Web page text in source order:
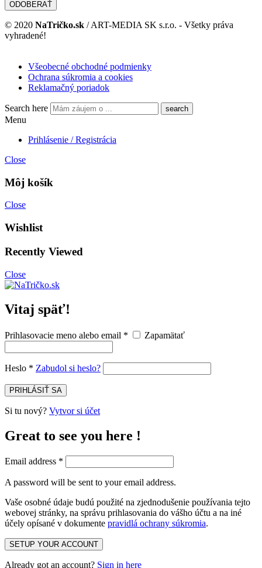
© 2020 NaTričko.sk / ART-MEDIA SK s.r.o. - Všetky práva
vyhradené!
Všeobecné obchodné podmienky
Ochrana súkromia a cookies
Reklamačný poriadok
Search here
Menu
Prihlásenie / Registrácia
Close
Môj košík
Close
Wishlist
Recently Viewed
Close
Vitaj späť!
Prihlasovacie meno alebo email * Zapamätať
Heslo * Zabudol si heslo?
PRIHLÁSIŤ SA
Si tu nový? Vytvor si účet
Great to see you here !
Email address *
A password will be sent to your email address.
Vaše osobné údaje budú použité na zjednodušenie používania tejto
webovej stránky, na správu prihlasovania do vášho účtu a na iné
účely opísané v dokumente pravidlá ochrany súkromia.
SETUP YOUR ACCOUNT
Already got an account? Sign in here